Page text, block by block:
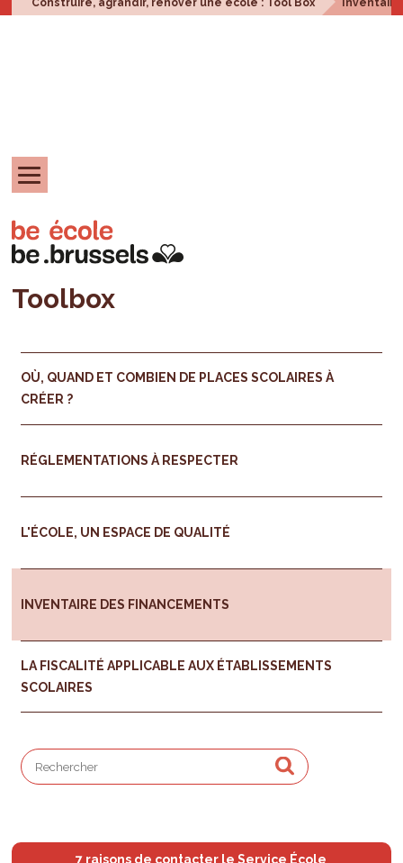
Construire, agrandir, rénover une école : Tool Box
Toolbox
OÙ, QUAND ET COMBIEN DE PLACES SCOLAIRES À
CRÉER ?
RÉGLEMENTATIONS À RESPECTER
L'ÉCOLE, UN ESPACE DE QUALITÉ
INVENTAIRE DES FINANCEMENTS
LA FISCALITÉ APPLICABLE AUX ÉTABLISSEMENTS
SCOLAIRES
7 raisons de contacter le Service École